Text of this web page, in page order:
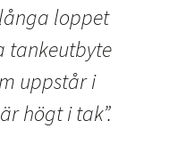
loppet
tankeutbyte
uppstår i
högt i tak”.